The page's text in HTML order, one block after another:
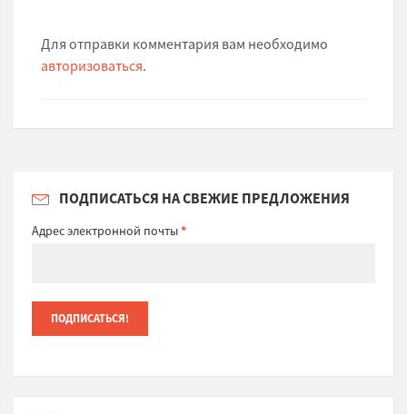
Для отправки комментария вам необходимо
авторизоваться.
ПОДПИСАТЬСЯ НА СВЕЖИЕ ПРЕДЛОЖЕНИЯ
Адрес электронной почты*